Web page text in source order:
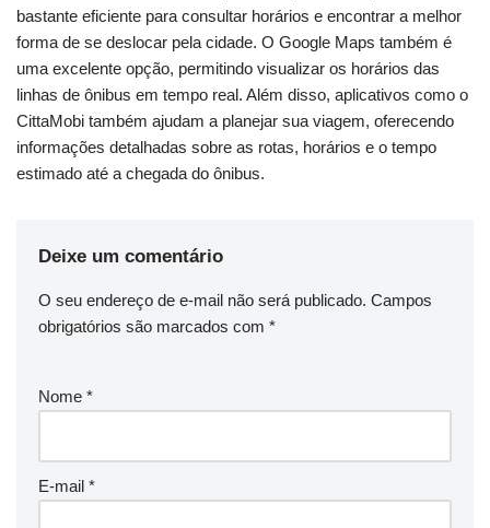
bastante eficiente para consultar horários e encontrar a melhor
forma de se deslocar pela cidade. O Google Maps também é
uma excelente opção, permitindo visualizar os horários das
linhas de ônibus em tempo real. Além disso, aplicativos como o
CittaMobi também ajudam a planejar sua viagem, oferecendo
informações detalhadas sobre as rotas, horários e o tempo
estimado até a chegada do ônibus.
Deixe um comentário
O seu endereço de e-mail não será publicado. Campos
obrigatórios são marcados com *
Nome *
E-mail *